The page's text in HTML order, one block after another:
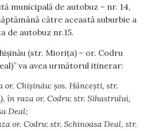
municipală de autobuz – nr. 14,
către această suburbie a
de autobuz nr.15.
(str. Miorița) – or. Codru
va avea următorul itinerar:
or. Chișinău: șos. Hâncești, str.
în raza or. Codru: str. Sihastrului,
Deal;
or. Codru: str. Schinoasa Deal, str.